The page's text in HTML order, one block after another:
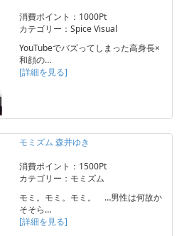
消費ポイント：1000Pt
カテゴリー：Spice Visual
YouTubeでバズってしまった高身長×
和顔の…
[詳細を見る]
モミズム 森井ゆき
消費ポイント：1500Pt
カテゴリー：モミズム
モミ。モミ。モミ。 …男性は何故か
そそら…
[詳細を見る]